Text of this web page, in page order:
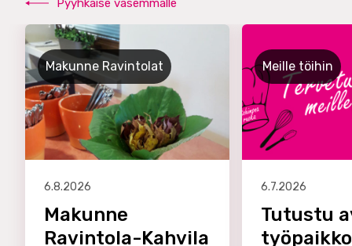
Makunne Ravintolat
6.8.2026
Makunne
Ravintola-Kahvila
Meille töihin
6.7.2026
Tutustu